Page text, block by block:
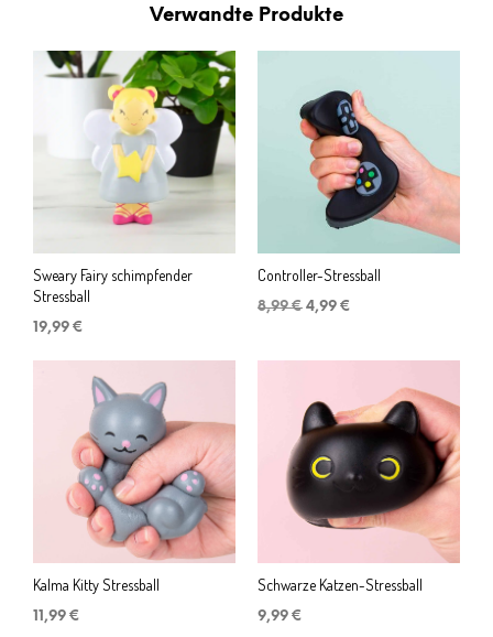
Verwandte Produkte
Sweary Fairy schimpfender
Stressball
19,99 €
Controller-Stressball
8,99€ Ursprünglicher
8,99 €
4,99 €
4,99 €.
Kalma Kitty Stressball
11,99 €
Schwarze Katzen-Stressball
9,99 €